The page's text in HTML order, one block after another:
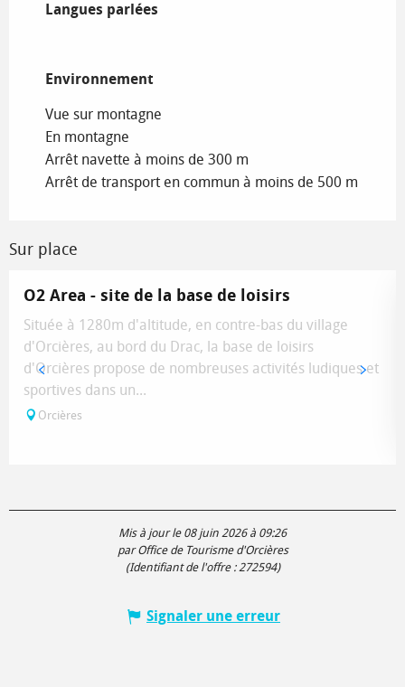
Langues parlées
Langues parlées
Environnement
Environnement
Vue sur montagne
En montagne
Arrêt navette à moins de 300 m
Arrêt de transport en commun à moins de 500 m
Sur place
O2 Area - site de la base de loisirs
Située à 1280m d'altitude, en contre-bas du village
d'Orcières, au bord du Drac, la base de loisirs
d'Orcières propose de nombreuses activités ludiques et
sportives dans un...
Orcières
Mis à jour le 08 juin 2026 à 09:26
par Office de Tourisme d'Orcières
(Identifiant de l'offre :272594)
Signaler une erreur